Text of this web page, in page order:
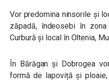
Vor predomina ninsorile și
zăpadă, îndeosebi în
Curbură și local în Oltenia,
În Bărăgan și Dobrogea
formă de lapoviță și